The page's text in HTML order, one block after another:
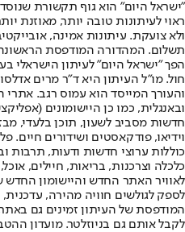
"ישראל היום" הוא גוף תקשורת
ראוי לעיתונות טובה יותר, מאוזנת
ולא צועקת. עיתונות אמינה,
הפך "ישראל היום" לעיתון הישראלי
חול. מו"ל העיתון היא ד"ר מרים
והעורך המייסד הוא עמוס רגב.
חדשות מסביב לשעון, תוכן בלעדי,
וידיאו, פודקאסטים ושידורים חיים.
כוללות ערוצי חדשות ודעות, תרבות
לאוויר האתר החדש והיישומון
לספק לגולשים חוויה מהירה,
המודפסת של העיתון זמינים גם
לקבל אותם גם בניוזלטר. מועדון